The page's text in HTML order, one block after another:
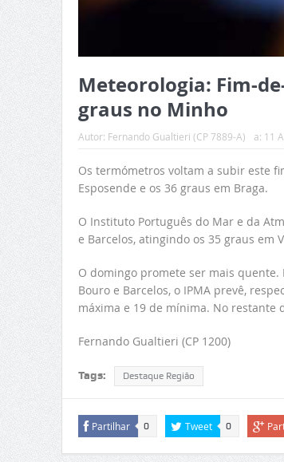
Meteorologia: Fim-
graus no Minho
Autor: Fernando Gualtieri (CP 7889-A) a: 11
Os termómetros voltam a subir este
Esposende e os 36 graus em Braga.
O Instituto Português do Mar e da
e Barcelos, atingindo os 35 graus em
O domingo promete ser mais quente.
Bouro e Barcelos, o IPMA prevê,
máxima e 19 de mínima. No restante
Fernando Gualtieri (CP 1200)
Tags: Destaque Região
Partilhar 0 Tweet 0